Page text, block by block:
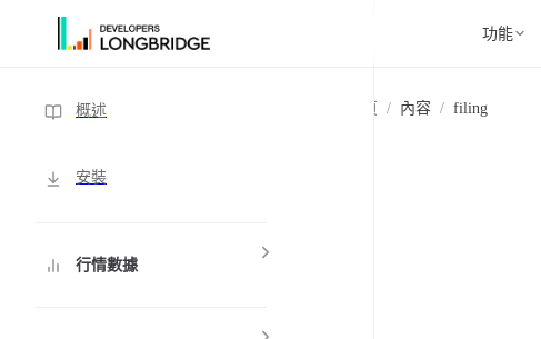
跳轉到內容 功能
概述
安裝
行情數據
主頁 / 內容 / filing